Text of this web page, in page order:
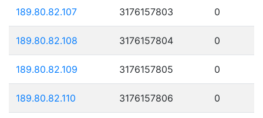
189.80.82.107 3176157803 0
189.80.82.108 3176157804 0
189.80.82.109 3176157805 0
189.80.82.110 3176157806 0